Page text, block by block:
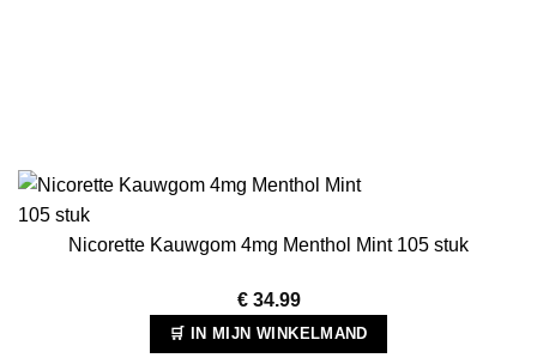
Nicorette Kauwgom 4mg Menthol Mint 105 stuk
€34.99
🛒 IN MIJN WINKELMAND